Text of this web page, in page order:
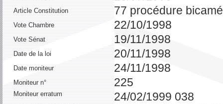
Article Constitution 77 procédure
Vote Chambre 22/10/1998
Vote Sénat 19/11/1998
Date de la loi 20/11/1998
Date moniteur 24/11/1998
Moniteur n° 225
Moniteur erratum 24/02/1999 038